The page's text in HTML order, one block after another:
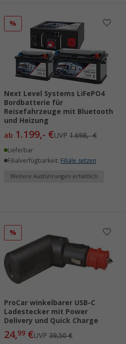
%
Next Level Systems LiFePO4
Bordbatterie für
Reisefahrzeuge mit Bluetooth
und Heizung
ab 1.199,- €UVP1.698,- €
Lieferbar
Filialverfügbarkeit: Filiale setzen
Weitere Ausführungen erhältlich
%
ProCar winkelbarer USB-C
Ladestecker mit Power
Delivery und Quick Charge
24,99€UVP39,50 €